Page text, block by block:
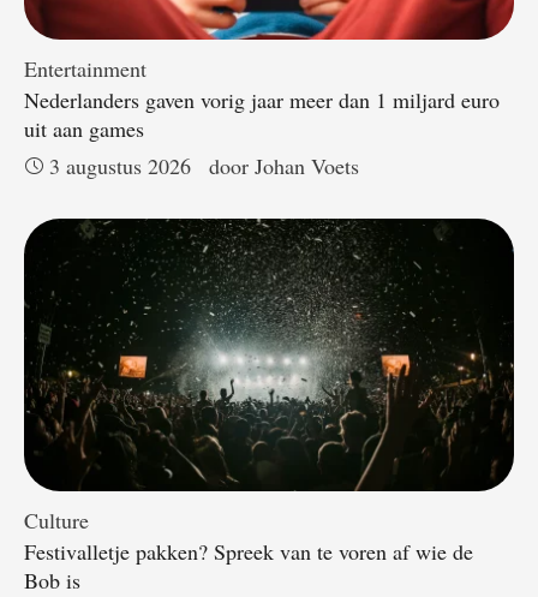
Entertainment
Nederlanders gaven vorig jaar meer dan 1 miljard euro
uit aan games
3 augustus 2026
door Johan Voets
Culture
Festivalletje pakken? Spreek van te voren af wie de
Bob is